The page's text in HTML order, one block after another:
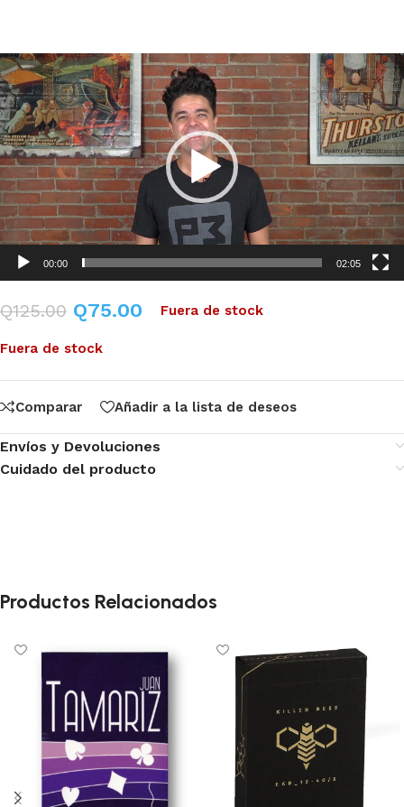
Reproductor
de
vídeo
00:00 02:05
Q125.00 Q75.00 Fuera de stock
Fuera de stock
Comparar Añadir a la lista de deseos
Envíos y Devoluciones
Cuidado del producto
Productos Relacionados